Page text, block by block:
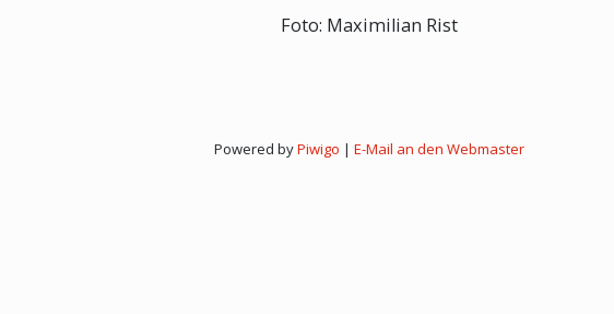
Foto: Maximilian Rist
Powered byPiwigo | E-Mail an den Webmaster